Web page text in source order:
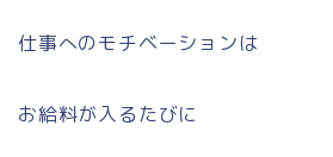
仕事へのモチベーションは
お給料が入るたびに